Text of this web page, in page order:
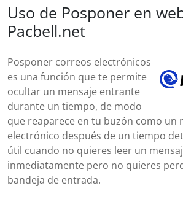
Uso de Posponer en
Pacbell.net
Posponer correos electrónicos
es una función que te permite
ocultar un mensaje entrante
durante un tiempo, de modo
que reaparece en tu buzón como un
electrónico después de un tiempo
útil cuando no quieres leer un
inmediatamente pero no quieres
bandeja de entrada.